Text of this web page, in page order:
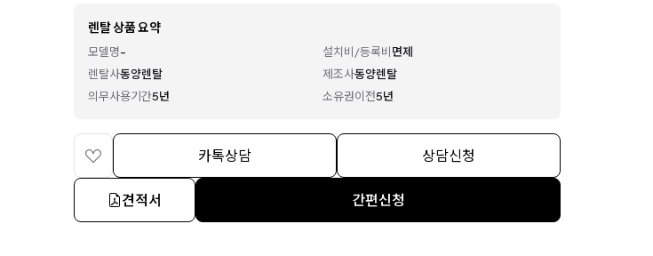
렌탈 상품 요약
모델명- 설치비/등록비면제
렌탈사동양렌탈 제조사동양렌탈
의무사용기간5년 소유권이전5년
카톡상담 상담신청
견적서 간편신청